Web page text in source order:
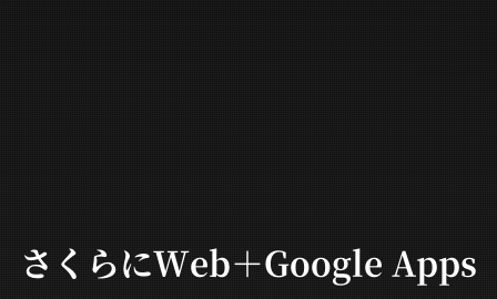
さくらにWeb＋Google Apps